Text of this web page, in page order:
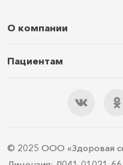
О компании
Услуги и цены
Контакты
Пациентам
Подарочный сертификат
Правила подготовки
ДМС
© 2025 ООО «Здоровая